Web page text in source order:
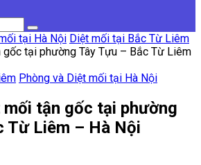
tại Hà Nội Diệt mối tại Bắc Từ Liêm
tại phường Tây Tựu – Bắc Từ Liêm
Phòng và Diệt mối tại Hà Nội
tận gốc tại phường
Từ Liêm – Hà Nội